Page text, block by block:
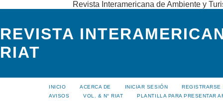
Revista Interamericana de Ambiente y
REVISTA
RIAT
INICIO ACERCA DE INICIAR SESIÓN
REGISTRARSE
AVISOS
VOL. & N° RIAT
PLANTILLA PARA PRESENTAR